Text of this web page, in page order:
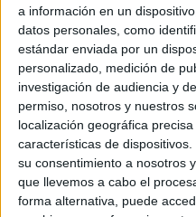
a información en un
datos personales, como
estándar enviada por un
personalizado, medición de
investigación de audiencia y
permiso, nosotros y nuestros
localización geográfica
características de
su consentimiento a nosotros
que llevemos a cabo el
forma alternativa, puede
“La realidad de España es
Mohamed puedes construir
administración a tirártela,
vendrá la administración
“Si te llamas Mohamed
abandonadosen plena vía
se te ocurra tener un coche
propiedad porque vendrá